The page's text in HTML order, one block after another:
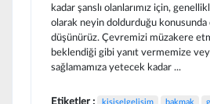
kadar şanslı olanlarımız için,
olarak neyin doldurduğu konusunda
düşünürüz. Çevremizi müzakere
beklendiği gibi yanıt vermemize
sağlamamıza yetecek kadar ...